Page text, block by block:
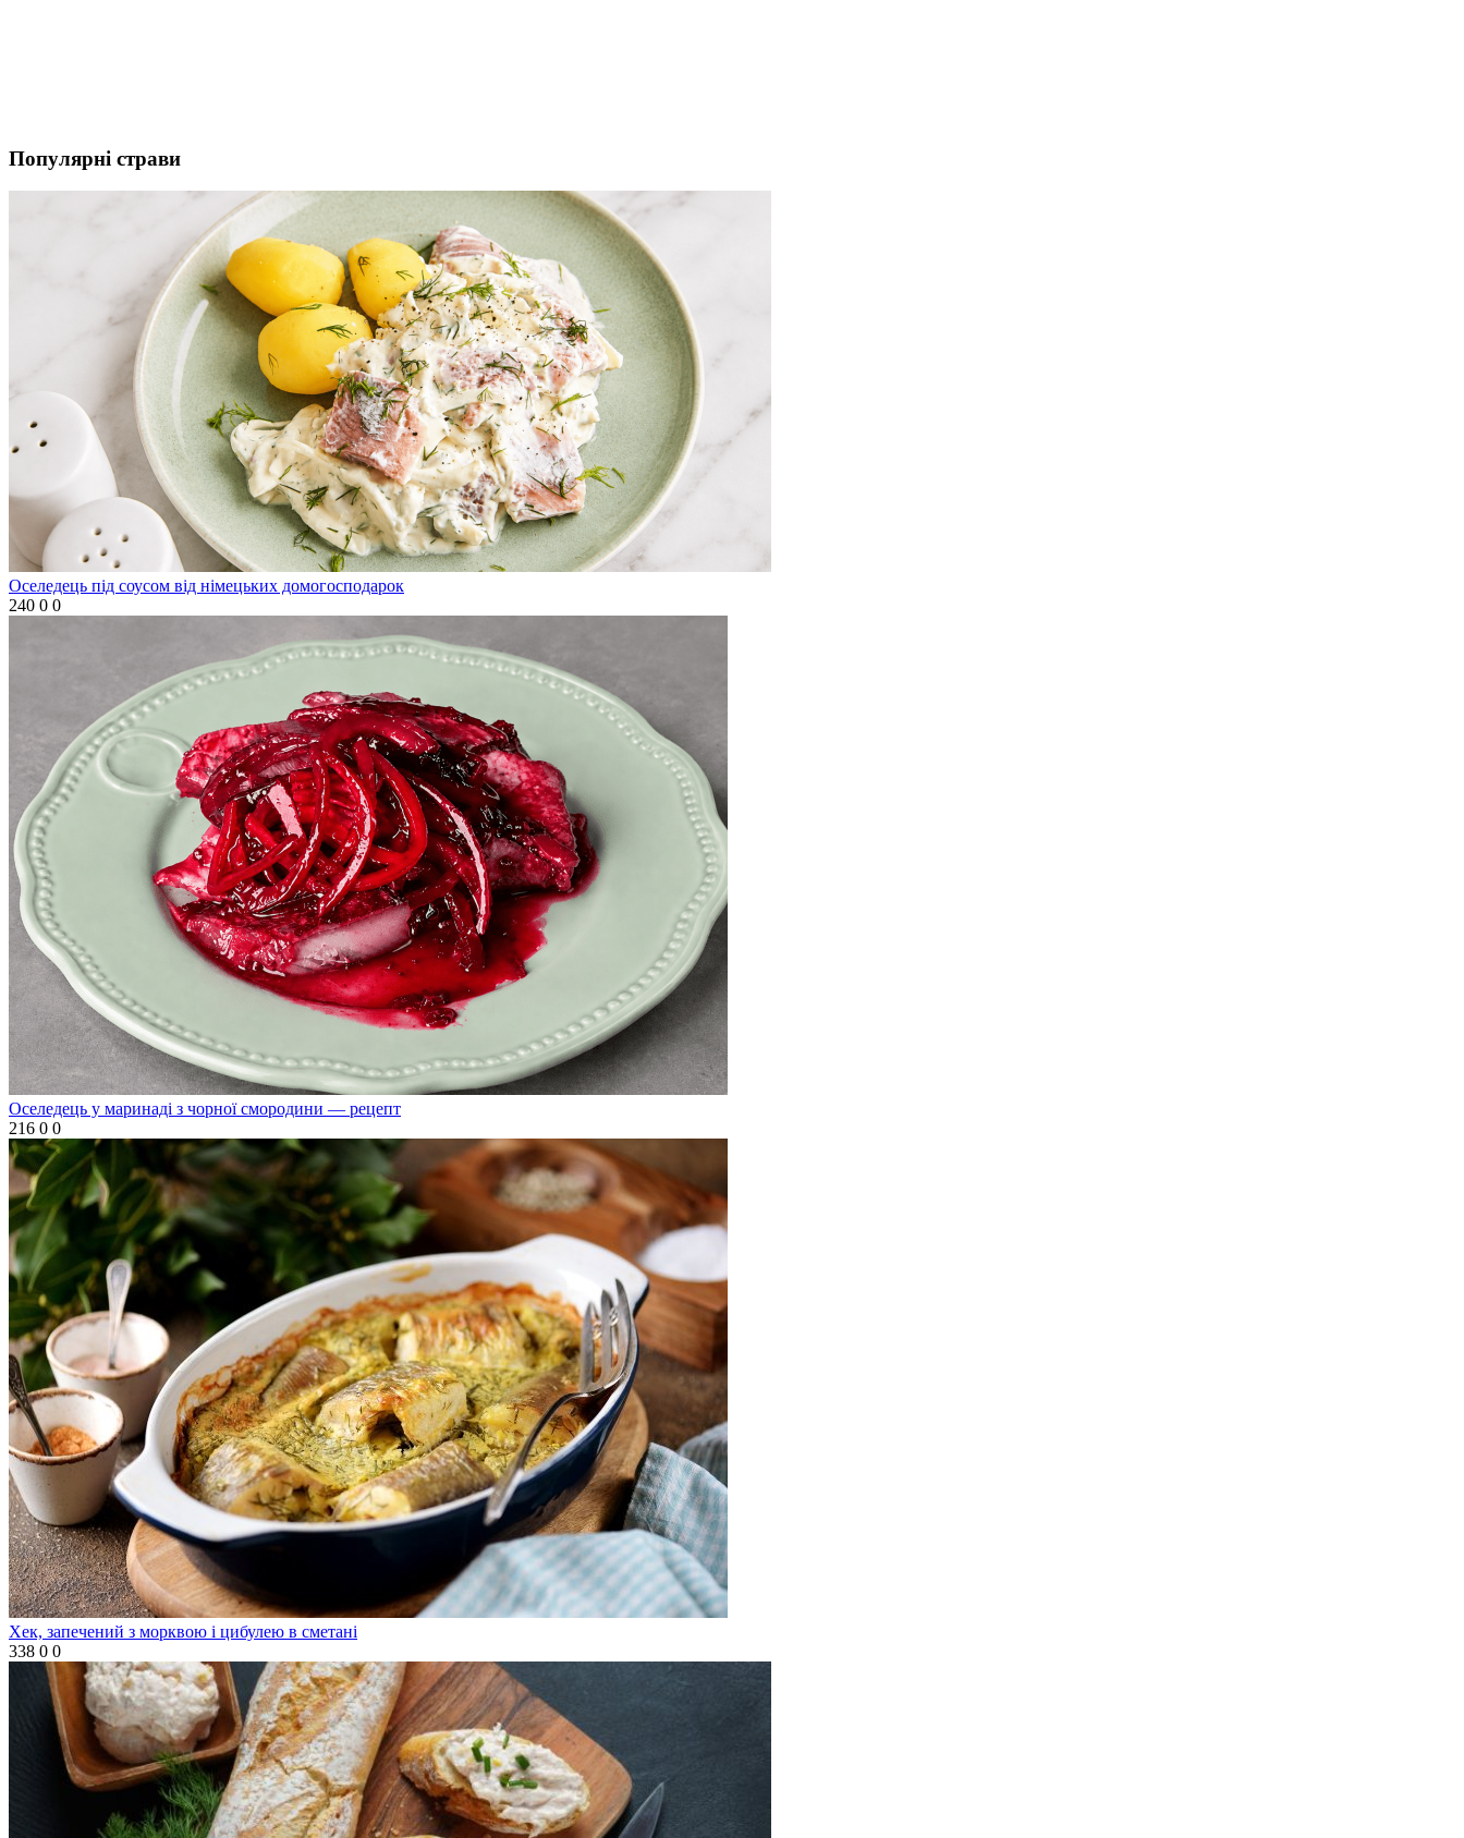
Популярні страви
Оселедець під соусом від німецьких домогосподарок
240 0 0
Оселедець у маринаді з чорної смородини — рецепт
216 0 0
Хек, запечений з морквою і цибулею в сметані
338 0 0